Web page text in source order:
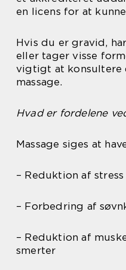
en licens for at
Hvis du er gravid,
eller tager visse
vigtigt at
massage.
Hvad er fordelene
Massage siges at
– Reduktion af
– Forbedring af
– Reduktion af
smerter